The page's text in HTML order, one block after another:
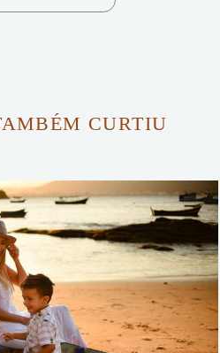
CURTIU